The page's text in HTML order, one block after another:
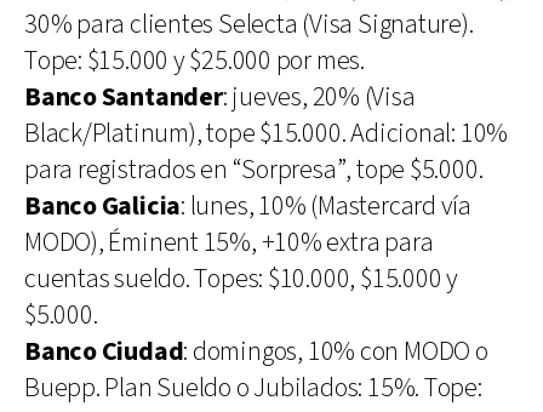
30% para clientes Selecta (Visa Signature).
Tope: $15.000 y $25.000 por mes.
Banco Santander: jueves, 20% (Visa
Black/Platinum), tope $15.000. Adicional: 10%
para registrados en “Sorpresa”, tope $5.000.
Banco Galicia: lunes, 10% (Mastercard vía
MODO), Éminent 15%, +10% extra para
cuentas sueldo. Topes: $10.000, $15.000 y
$5.000.
Banco Ciudad: domingos, 10% con MODO o
Buepp. Plan Sueldo o Jubilados: 15%. Tope: